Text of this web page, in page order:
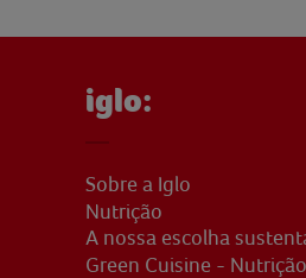
iglo:
Sobre a Iglo
Nutrição
A nossa escolha
Green Cuisine - Nutrição